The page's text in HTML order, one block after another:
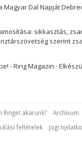
Magyar Dal Napját
sikkasztás,
szerint
- Ring Magazin -
Ringet akarunk? Archívum
feltételek Jogi